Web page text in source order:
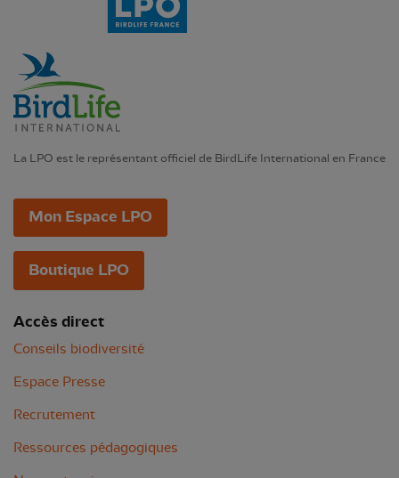
La LPO est le représentant officiel de BirdLife International en France
Mon Espace LPO
Boutique LPO
Accès direct
Conseils biodiversité
Espace Presse
Recrutement
Ressources pédagogiques